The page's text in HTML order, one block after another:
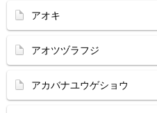
アオキ
アオツヅラフジ
アカバナユウゲショウ